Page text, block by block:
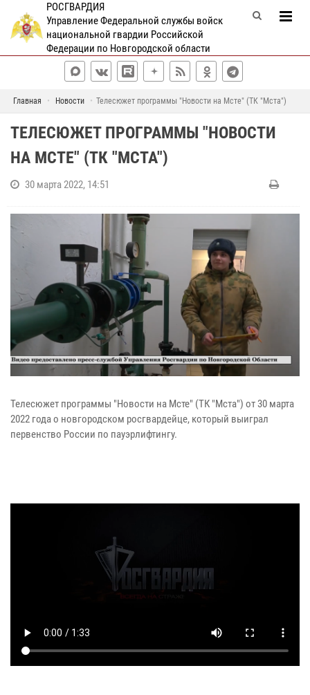
РОСГВАРДИЯ
Управление Федеральной службы войск
национальной гвардии Российской
Федерации по Новгородской области
Главная Новости Телесюжет программы "Новости на Мсте" (ТК "Мста")
ТЕЛЕСЮЖЕТ ПРОГРАММЫ "НОВОСТИ
НА МСТЕ" (ТК "МСТА")
30 марта 2022, 14:51
Телесюжет программы "Новости на Мсте" (ТК "Мста") от 30 марта
2022 года о новгородском росгвардейце, который выиграл
первенство России по пауэрлифтингу.